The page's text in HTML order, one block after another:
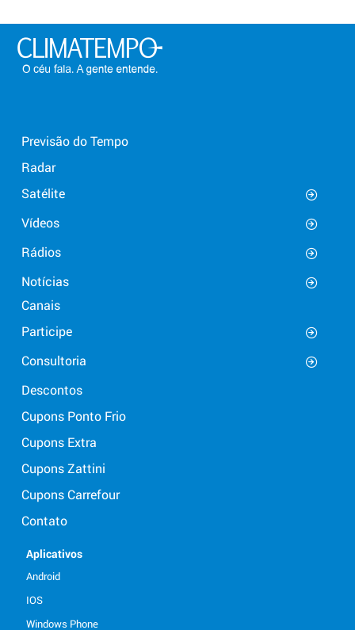
Previsão do Tempo
Radar
Satélite
Vídeos
Rádios
Notícias
Canais
Participe
Consultoria
Descontos
Cupons Ponto Frio
Cupons Extra
Cupons Zattini
Cupons Carrefour
Contato
Aplicativos
Android
IOS
Windows Phone